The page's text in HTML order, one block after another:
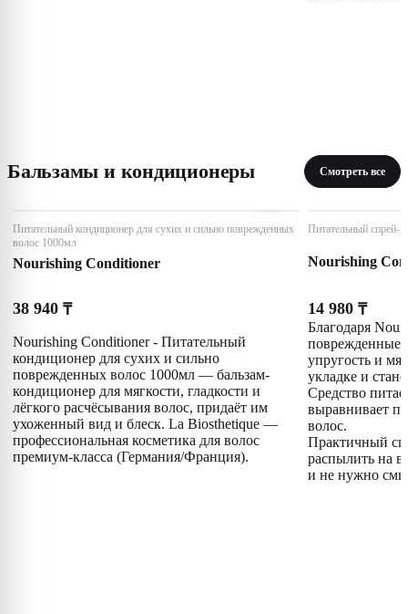
Бальзамы и кондиционеры Смотреть все
Питательный кондиционер для сухих и сильно поврежденных
волос 1000мл
Nourishing Conditioner
38 940 ₸
Nourishing Conditioner - Питательный
кондиционер для сухих и сильно
поврежденных волос 1000мл — бальзам-
кондиционер для мягкости, гладкости и
лёгкого расчёсывания волос, придаёт им
ухоженный вид и блеск. La Biosthetique —
профессиональная косметика для волос
премиум-класса (Германия/Франция).
Питательный спрей-
Nourishing
14 980 ₸
Благодаря
поврежденные
упругость и
укладке и
Средство
выравнивает
волос.
Практичный
распылить на
и не нужно